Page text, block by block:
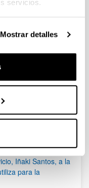
servicios.
Mostrar detalles
95
de Investigación
uso responsable de
dedica un
en el que relata el
Iñaki Santos, a la
para la